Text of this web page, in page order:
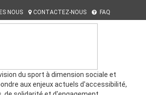
NOUS CONTACTEZ-NOUS FAQ
du sport à dimension sociale et
aux enjeux actuels d'accessibilité,